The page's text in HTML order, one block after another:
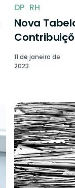
DP RH
Nova
11 de janeiro de
2023